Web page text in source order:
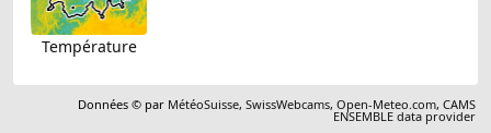
Température
Données © par MétéoSuisse,SwissWebcams,Open-Meteo.com,CAMS
ENSEMBLE data provider